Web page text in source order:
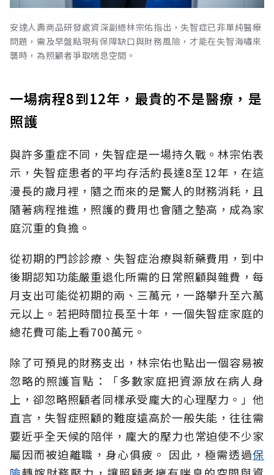
安達人壽商品研發處資深副總林宗佑指出，失智症已非單純醫療
問題，需及早盤點現有保障缺口與財務風險，才能在失智海嘯來
襲時，為照顧者爭取喘息空間。
一場病程8到12年，最貴的不是醫療，是
照護
與許多重症不同，失智症是一場持久戰。林宗佑表
示，失智症患者的平均存活約長達8至12年，在這
漫長的歲月裡，隨之而來的是驚人的財務消耗，且
隨著病程推進，照護的費用也會隨之墊高，成為家
庭沉重的負擔。
從初期的門診診療、失智症治療與新藥費用，到中
後期認知功能嚴重退化所需的日常照顧與雜費，每
月支出可能從初期的兩、三萬元，一路攀升至六萬
元以上。若把時間拉長至十年，一個失智症家庭的
總花費可能上看700萬元。
除了可預見的財務支出，林宗佑也點出一個容易被
忽略的照護盲點：「多數家庭把資源放在病人身
上，卻忽略照顧者同樣承受龐大的心理壓力。」他
直言，失智症照顧的難度遠高於一般失能，往往需
要近乎全天候的陪伴，龐大的壓力也常迫使不少家
屬因而被迫離職，身心俱疲。 因此，極需透過保